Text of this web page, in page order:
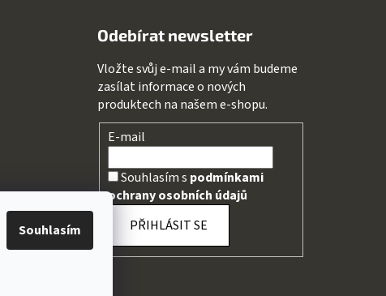
Souhlasím
Odebírat newsletter
Vložte svůj e-mail a my vám budeme
zasílat informace o nových
produktech na našem e-shopu.
E-mail
Souhlasím s podmínkami
ochrany osobních údajů
PŘIHLÁSIT SE